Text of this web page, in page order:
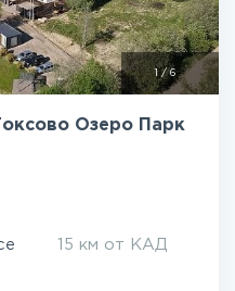
1/6
Озеро Парк
15 км от КАД